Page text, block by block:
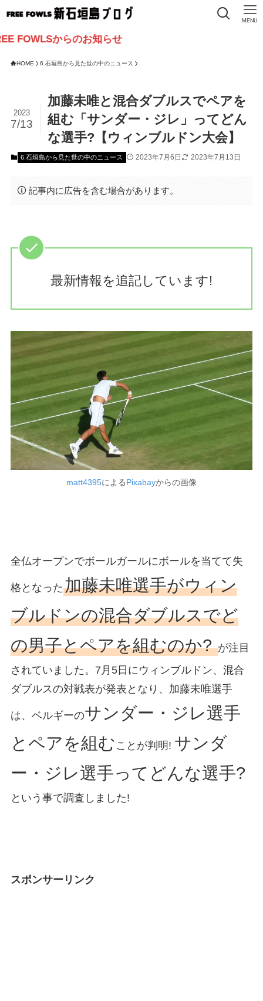
MENU
からのお知らせ
HOME 6.石垣島から見た世の中のニュース
加藤未唯と混合ダブルスでペアを
組む「サンダー・ジレ」ってどん
な選手?【ウィンブルドン大会】
2023
7/13
6.石垣島から見た世の中のニュース 2023年7月6日 2023年7月13日
記事内に広告を含む場合があります。
最新情報を追記しています!
matt4395によるPixabayからの画像
全仏オープンでボールガールにボールを当てて失
格となった加藤未唯選手がウィン
ブルドンの混合ダブルスでど
の男子とペアを組むのか?が注目
されていました。7月5日にウィンブルドン、混合
ダブルスの対戦表が発表となり、加藤未唯選手
は、ベルギーのサンダー・ジレ選手
とペアを組む ことが判明! サンダ
ー・ジレ選手ってどんな選手?
という事で調査しました!
スポンサーリンク